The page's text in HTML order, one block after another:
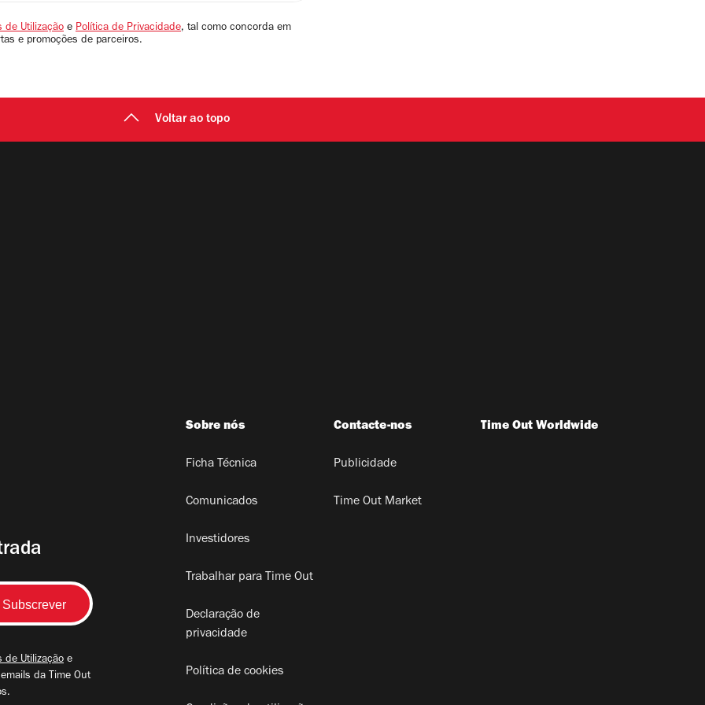
de Utilização e Política de Privacidade, tal como concorda em
e promoções de parceiros.
Voltar ao topo
de Utilização e
da Time Out
Sobre nós
Ficha Técnica
Comunicados
Investidores
Trabalhar para Time Out
Declaração de
privacidade
Política de cookies
Contacte-nos
Publicidade
Time Out Market
Time Out Worldwide